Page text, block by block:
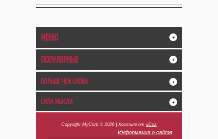
МЕНЮ +
ПОПУЛЯРНЫЕ +
БОЛЬШЕ ЧЕМ СЛОВА +
СИЛА МЫСЛИ +
Copyright MyCorp © 2026 Хостинг от uCoz
Информация о сайте